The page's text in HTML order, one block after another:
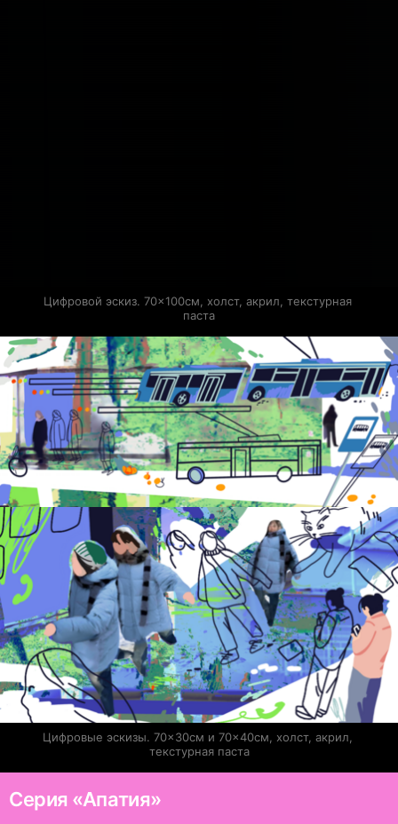
Цифровой эскиз. 70×100см, холст, акрил, текстурная
паста
Цифровые эскизы. 70×30см и 70×40см, холст, акрил,
текстурная паста
Серия «Апатия»